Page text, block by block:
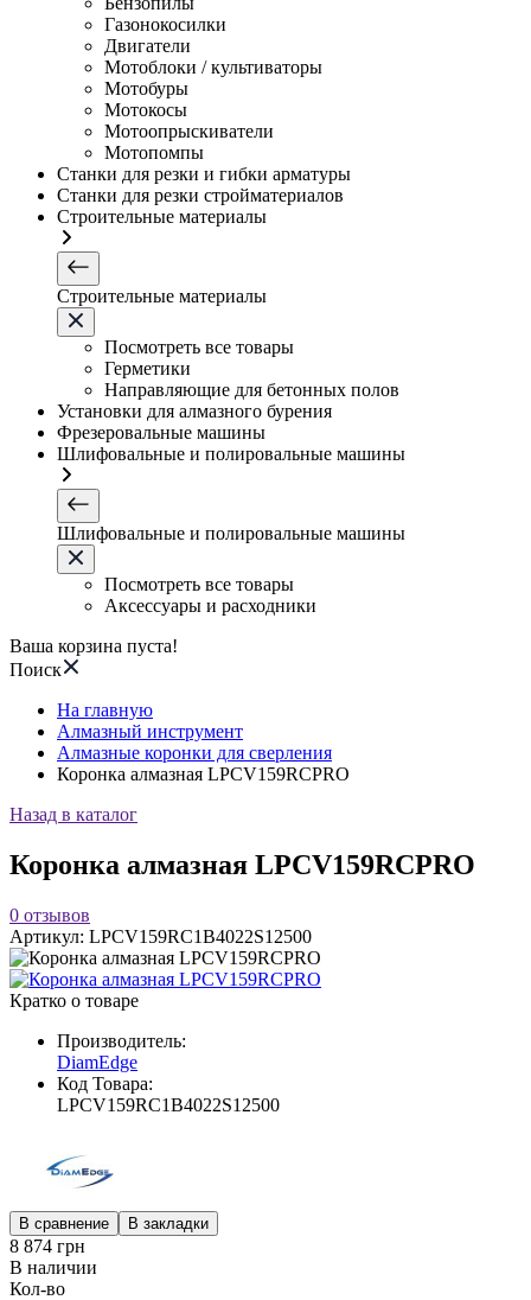
Газонокосилки
Двигатели
Мотоблоки / культиваторы
Мотобуры
Мотокосы
Мотоопрыскиватели
Мотопомпы
Станки для резки и гибки арматуры
Станки для резки стройматериалов
Строительные материалы
Строительные материалы
Посмотреть все товары
Герметики
Направляющие для бетонных полов
Установки для алмазного бурения
Фрезеровальные машины
Шлифовальные и полировальные машины
Шлифовальные и полировальные машины
Посмотреть все товары
Аксессуары и расходники
Ваша корзина пуста!
Поиск
На главную
Алмазный инструмент
Алмазные коронки для сверления
Коронка алмазная LPCV159RCPRO
Назад в каталог
Коронка алмазная LPCV159RCPRO
0 отзывов
Артикул: LPCV159RC1B4022S12500
Кратко о товаре
Производитель:
DiamEdge
Код Товара:
LPCV159RC1B4022S12500
В сравнение В закладки
8 874 грн
В наличии
Кол-во